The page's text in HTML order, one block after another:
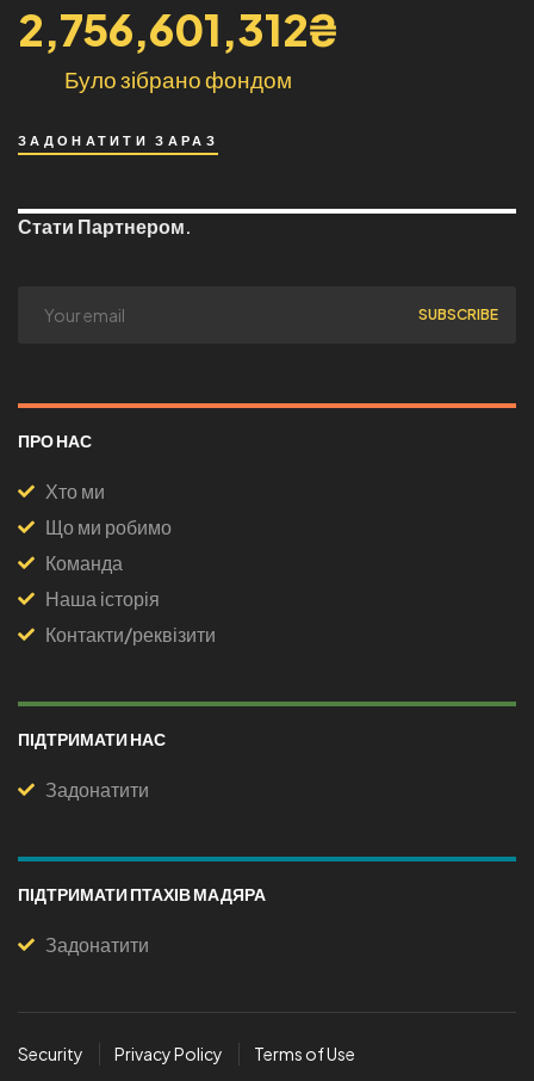
2,756,601,312₴
Було зібрано фондом
ЗАДОНАТИТИ ЗАРАЗ
ПРО НАС
Хто ми
Що ми робимо
Команда
Наша історія
Контакти/реквізити
ПІДТРИМАТИ НАС
Задонатити
ПІДТРИМАТИ ПТАХІВ МАДЯРА
Задонатити
Стати Партнером.
Security Privacy Policy Terms of Use